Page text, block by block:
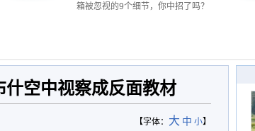
箱被忽视的9个细节，你中招了吗？
空中视察成反面教材
【字体： 大 中 小】